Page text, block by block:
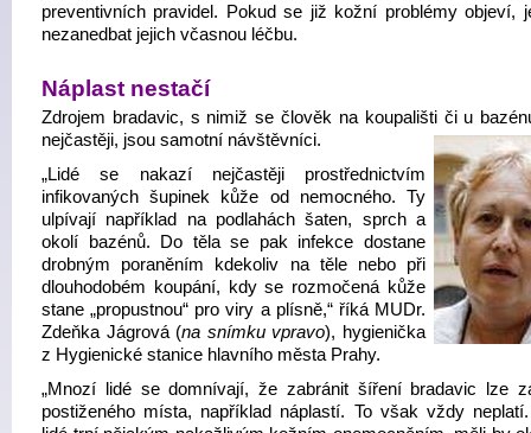
preventivních pravidel. Pokud se již kožní problémy objeví,
nezanedbat jejich včasnou léčbu.
Náplast nestačí
Zdrojem bradavic, s nimiž se člověk na koupališti či u
nejčastěji, jsou samotní návštěvníci.
„Lidé se nakazí nejčastěji prostřednictvím
infikovaných šupinek kůže od nemocného. Ty
ulpívají například na podlahách šaten, sprch a
okolí bazénů. Do těla se pak infekce dostane
drobným poraněním kdekoliv na těle nebo při
dlouhodobém koupání, kdy se rozmočená kůže
stane „propustnou“ pro viry a plísně,“ říká MUDr.
Zdeňka Jágrová (na snímku vpravo), hygienička
z Hygienické stanice hlavního města Prahy.
„Mnozí lidé se domnívají, že zabránit šíření bradavic lze
postiženého místa, například náplastí. To však vždy